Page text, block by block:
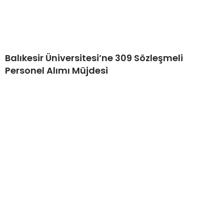
Balıkesir Üniversitesi’ne 309 Sözleşmeli
Personel Alımı Müjdesi